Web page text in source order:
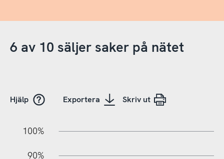
6 av 10 säljer saker på nätet
Hjälp Exportera Skriv ut
100%
90%